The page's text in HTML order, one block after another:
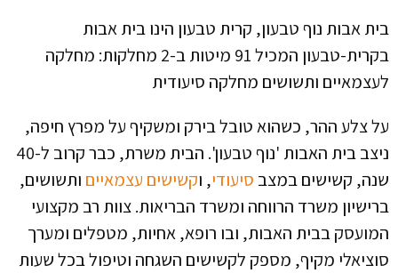
בית אבות נוף טבעון, קרית טבעון הינו בית אבות
בקרית-טבעון המכיל 91 מיטות ב-2 מחלקות: מחלקה
לעצמאיים ותשושים מחלקה סיעודית
על צלע ההר, כשהוא טובל בירק ומשקיף על מפרץ חיפה,
ניצב בית האבות 'נוף טבעון'. הבית משרת, כבר קרוב ל-40
שנה, קשישים במצב סיעודי, וקשישים עצמאיים ותשושים,
ברישיון משרד הרווחה ומשרד הבריאות. צוות רב מקצועי
המועסק בבית האבות, ובו רופא, אחיות, מטפלים ומערך
סוציאלי מקיף, מספק לקשישים השגחה וטיפול בכל שעות